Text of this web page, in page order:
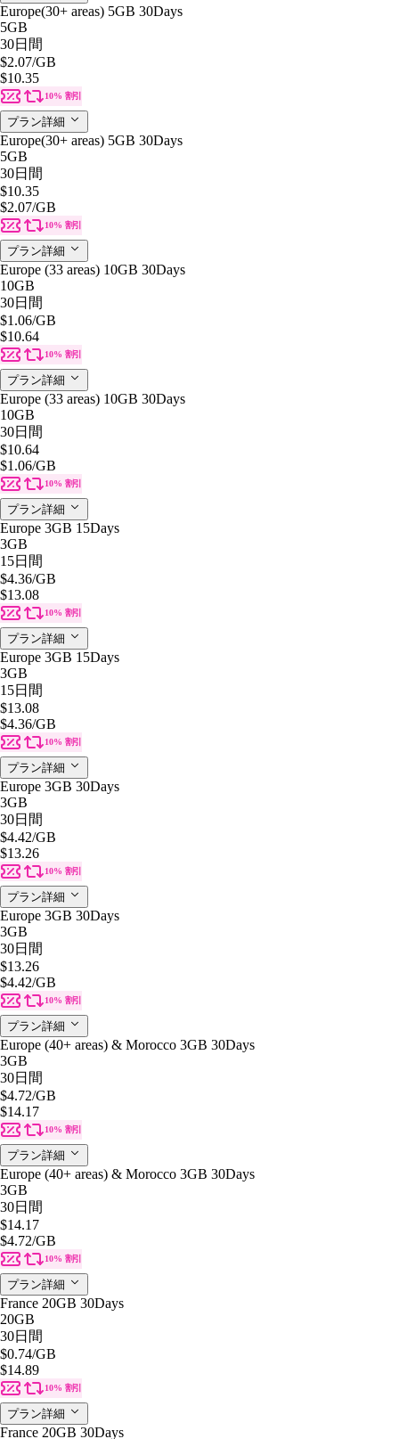
Europe(30+ areas) 5GB 30Days
5GB
30日間
$2.07/GB
$10.35
10% 割引
プラン詳細
Europe(30+ areas) 5GB 30Days
5GB
30日間
$10.35
$2.07/GB
10% 割引
プラン詳細
Europe (33 areas) 10GB 30Days
10GB
30日間
$1.06/GB
$10.64
10% 割引
プラン詳細
Europe (33 areas) 10GB 30Days
10GB
30日間
$10.64
$1.06/GB
10% 割引
プラン詳細
Europe 3GB 15Days
3GB
15日間
$4.36/GB
$13.08
10% 割引
プラン詳細
Europe 3GB 15Days
3GB
15日間
$13.08
$4.36/GB
10% 割引
プラン詳細
Europe 3GB 30Days
3GB
30日間
$4.42/GB
$13.26
10% 割引
プラン詳細
Europe 3GB 30Days
3GB
30日間
$13.26
$4.42/GB
10% 割引
プラン詳細
Europe (40+ areas) & Morocco 3GB 30Days
3GB
30日間
$4.72/GB
$14.17
10% 割引
プラン詳細
Europe (40+ areas) & Morocco 3GB 30Days
3GB
30日間
$14.17
$4.72/GB
10% 割引
プラン詳細
France 20GB 30Days
20GB
30日間
$0.74/GB
$14.89
10% 割引
プラン詳細
France 20GB 30Days